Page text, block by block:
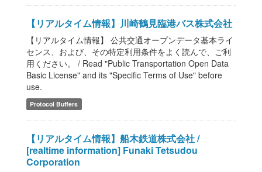
【リアルタイム情報】川崎鶴見臨港バス株式会社
【リアルタイム情報】 公共交通オープンデータ基本ライ
センス、および、その特定利用条件をよく読んで、ご利
用ください。 / Read "Public Transportation Open Data
Basic License" and its "Specific Terms of Use" before
use.
Protocol Buffers
【リアルタイム情報】船木鉄道株式会社 /
[realtime information] Funaki Tetsudou
Corporation